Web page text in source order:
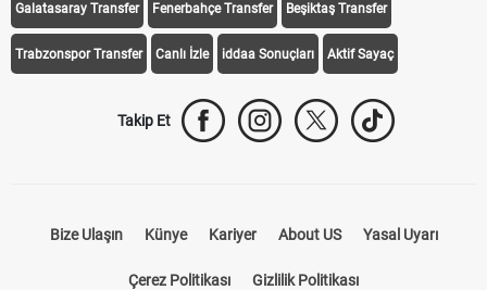
Galatasaray Transfer Fenerbahçe Transfer Beşiktaş Transfer
Trabzonspor Transfer Canlı İzle iddaa Sonuçları Aktif Sayaç
Takip Et
Bize Ulaşın Künye Kariyer About US Yasal Uyarı
Çerez Politikası Gizlilik Politikası